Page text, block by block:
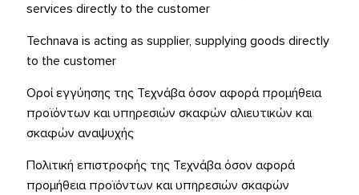
services directly to the customer
Technava is acting as supplier, supplying goods directly
to the customer
Οροί εγγύησης της Τεχνάβα όσον αφορά προμήθεια
προϊόντων και υπηρεσιών σκαφών αλιευτικών και
σκαφών αναψυχής
Πολιτική επιστροφής της Τεχνάβα όσον αφορά
προμήθεια προϊόντων και υπηρεσιών σκαφών